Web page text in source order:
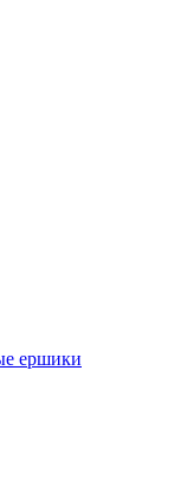
ершики